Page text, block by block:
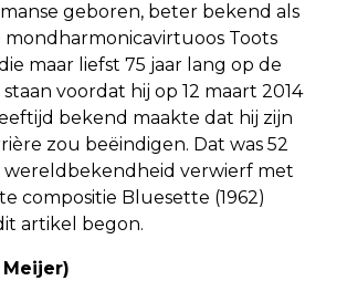
geboren, beter bekend als
mondharmonicavirtuoos Toots
maar liefst 75 jaar lang op de
voordat hij op 12 maart 2014
bekend maakte dat hij zijn
zou beëindigen. Dat was 52
wereldbekendheid verwierf met
compositie Bluesette (1962)
artikel begon.